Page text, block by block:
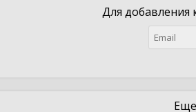
Для добавления